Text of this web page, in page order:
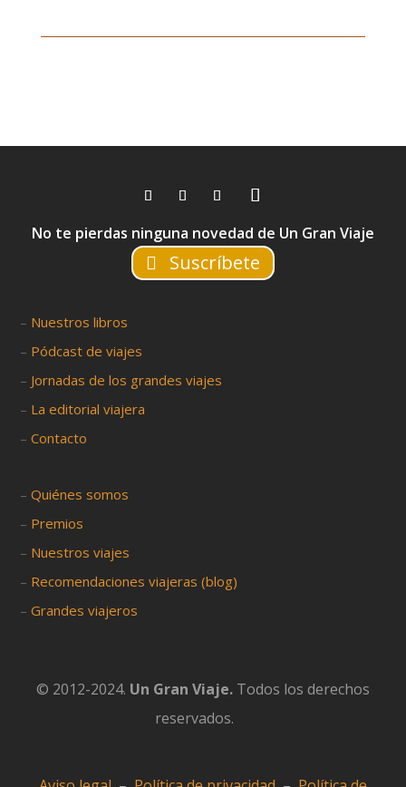
No te pierdas ninguna novedad de Un Gran Viaje
Suscríbete
– Nuestros libros
– Pódcast de viajes
– Jornadas de los grandes viajes
– La editorial viajera
–Contacto
–Quiénes somos
– Premios
– Nuestros viajes
– Recomendaciones viajeras (blog)
–Grandes viajeros
© 2012-2024. Un Gran Viaje. Todos los derechos
reservados.